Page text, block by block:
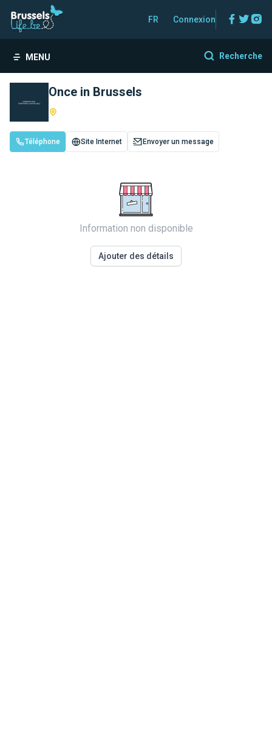
FR Connexion
MENU Recherche
Once in Brussels
Téléphone Site Internet Envoyer un message
Information non disponible
Ajouter des détails